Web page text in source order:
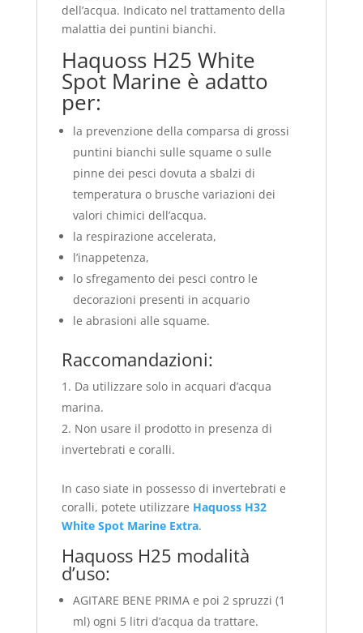
dell’acqua. Indicato nel trattamento della
malattia dei puntini bianchi.
Haquoss H25 White
Spot Marine è adatto
per:
la prevenzione della comparsa di grossi
puntini bianchi sulle squame o sulle
pinne dei pesci dovuta a sbalzi di
temperatura o brusche variazioni dei
valori chimici dell’acqua.
la respirazione accelerata,
l’inappetenza,
lo sfregamento dei pesci contro le
decorazioni presenti in acquario
le abrasioni alle squame.
Raccomandazioni:
Da utilizzare solo in acquari d’acqua
marina.
Non usare il prodotto in presenza di
invertebrati e coralli.
In caso siate in possesso di invertebrati e
coralli, potete utilizzare Haquoss H32
White Spot Marine Extra.
Haquoss H25 modalità
d’uso:
AGITARE BENE PRIMA e poi 2 spruzzi (1
ml) ogni 5 litri d’acqua da trattare.